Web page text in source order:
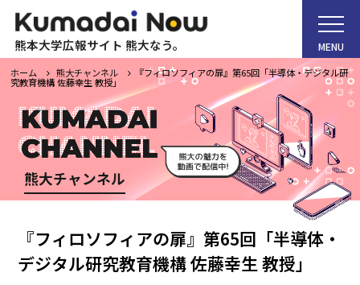
熊本大学広報サイト 熊大なう。
ホーム 熊大チャンネル 『フィロソフィアの扉』第65回「半導体・デジタル研
究教育機構 佐藤幸生 教授」
熊大チャンネル
『フィロソフィアの扉』第65回「半導体・
デジタル研究教育機構 佐藤幸生 教授」
MENU
ホーム
Kumadai Now（熊大なう。）とは
熊大タイムズ